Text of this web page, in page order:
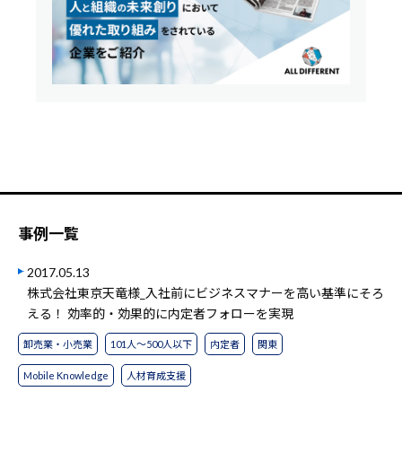
事例一覧
2017.05.13
株式会社東京天竜様_入社前にビジネスマナーを高い基準にそろ
える！ 効率的・効果的に内定者フォローを実現
卸売業・小売業 101人～500人以下 内定者 関東
Mobile Knowledge 人材育成支援